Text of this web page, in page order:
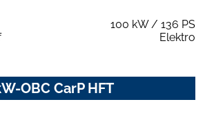
100 kW / 136 PS
Elektro
OBC CarP HFT